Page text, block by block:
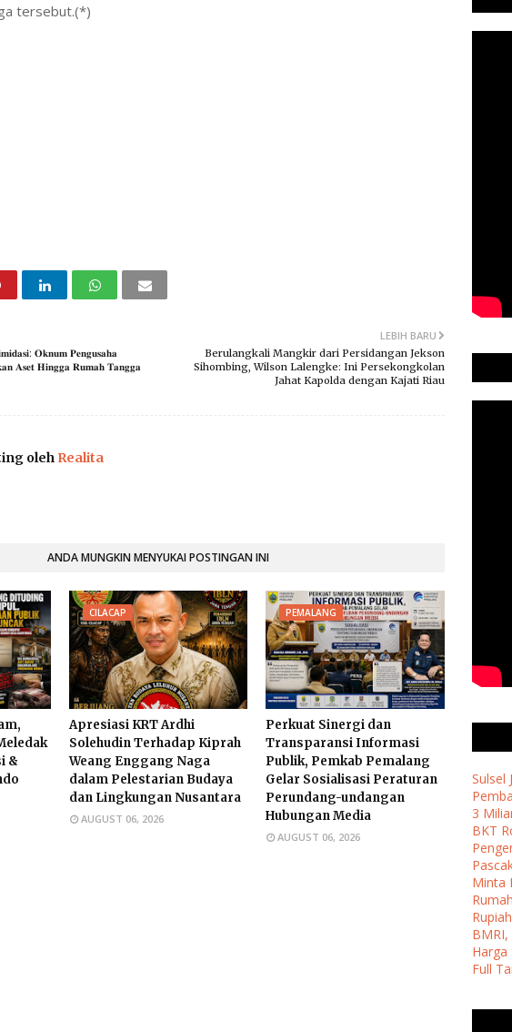
tersebut.(*)
LEBIH BARU
Berulangkali Mangkir dari Persidangan Jekson
Sihombing, Wilson Lalengke: Ini Persekongkolan
Jahat Kapolda dengan Kajati Riau
𝐎𝐤𝐧𝐮𝐦 𝐏𝐞𝐧𝐠𝐮𝐬𝐚𝐡𝐚
𝐀𝐬𝐞𝐭 𝐇𝐢𝐧𝐠𝐠𝐚 𝐑𝐮𝐦𝐚𝐡 𝐓𝐚𝐧𝐠𝐠𝐚
oleh Realita
ANDA MUNGKIN MENYUKAI POSTINGAN INI
&
CILACAP
Apresiasi KRT Ardhi
Solehudin Terhadap Kiprah
Weang Enggang Naga
dalam Pelestarian Budaya
dan Lingkungan Nusantara
AUGUST 06, 2026
PEMALANG
Perkuat Sinergi dan
Transparansi Informasi
Publik, Pemkab Pemalang
Gelar Sosialisasi Peraturan
Perundang-undangan
Hubungan Media
AUGUST 06, 2026
Sulsel
3
BKT
Minta
Rumah
Harga
Full